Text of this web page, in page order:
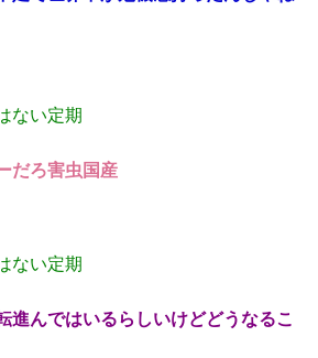
ない定期
だろ害虫国産
ない定期
進んではいるらしいけどどうなるこ